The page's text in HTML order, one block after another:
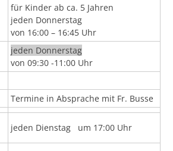
für Kinder ab ca. 5 Jahren
jeden Donnerstag
von 16:00 – 16:45 Uhr
jeden Donnerstag
von 09:30 -11:00 Uhr
Termine in Absprache mit Fr. Busse
jeden Dienstag um 17:00 Uhr